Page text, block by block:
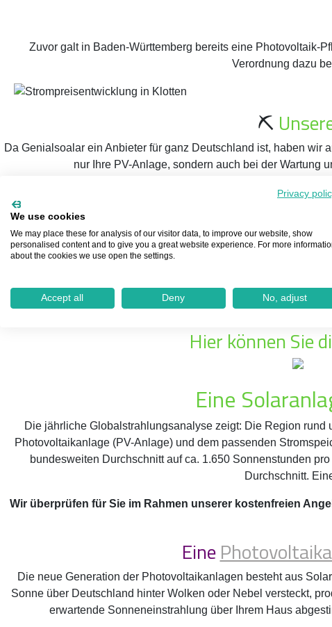
Zuvor galt in Baden-Württemberg bereits eine Photovoltaik-
Verordnung dazu
⛏️
Da Genialsoalar ein Anbieter für ganz Deutschland ist, haben wir
nur Ihre PV-Anlage, sondern auch bei der Wartung
Die Bedingungen für eine lohnenswerte Solaranlage sind
Anschaffungskosten
Egal ob Eigenheimbesitzer einer bestehenden Immobilie, einer
Unser geschultes Team in Klotten steht Ihnen gerne mit Rat
einfachen Schritten kommen Sie bei
Hier können Sie
Eine
Die jährliche Globalstrahlungsanalyse zeigt: Die Region
Photovoltaikanlage (PV-Anlage) und dem passenden
bundesweiten Durchschnitt auf ca. 1.650 Sonnenstunden
Durchschnitt.
Wir überprüfen für Sie im Rahmen unserer kostenfreien
Eine
Die neue Generation der Photovoltaikanlagen besteht aus
Sonne über Deutschland hinter Wolken oder Nebel versteckt,
erwartende Sonneneinstrahlung über Ihrem Haus
Privacy
We use cookies
We may place these for analysis of our visitor data, to improve our website, show
personalised content and to give you a great website experience. For more
about the cookies we use open the settings.
Accept all Deny No, adjust